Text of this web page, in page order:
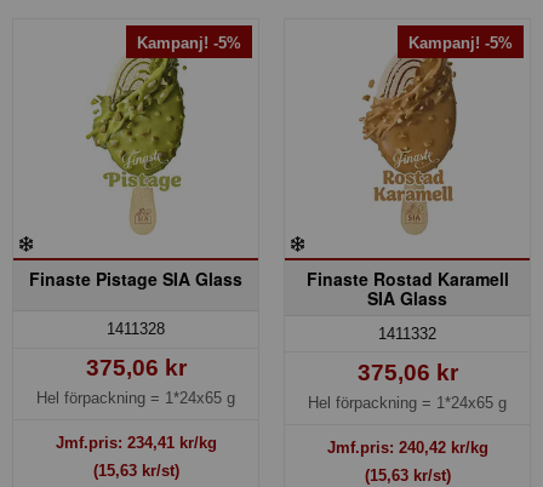
Kampanj! -5%
Finaste Pistage SIA Glass
1411328
375,06 kr
Hel förpackning = 1*24x65 g
Jmf.pris: 234,41kr/kg
(15,63 kr/st)
Kampanj! -5%
Finaste Rostad Karamell
SIA Glass
1411332
375,06 kr
Hel förpackning = 1*24x65 g
Jmf.pris: 240,42kr/kg
(15,63 kr/st)